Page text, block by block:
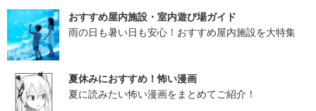
おすすめ屋内施設・室内遊び場ガイド
雨の日も暑い日も安心！おすすめ屋内施設を大特集
夏休みにおすすめ！怖い漫画
夏に読みたい怖い漫画をまとめてご紹介！